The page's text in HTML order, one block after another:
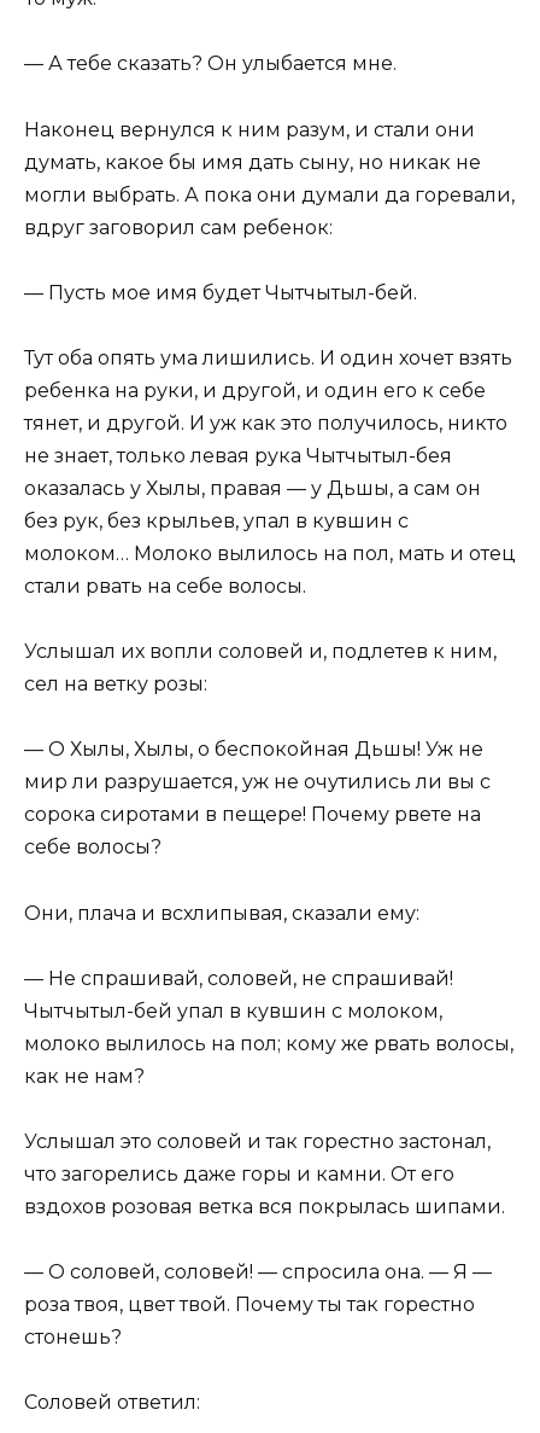
— А тебе сказать? Он улыбается мне.
Наконец вернулся к ним разум, и стали они
думать, какое бы имя дать сыну, но никак не
могли выбрать. А пока они думали да горевали,
вдруг заговорил сам ребенок:
— Пусть мое имя будет Чытчытыл-бей.
Тут оба опять ума лишились. И один хочет взять
ребенка на руки, и другой, и один его к себе
тянет, и другой. И уж как это получилось, никто
не знает, только левая рука Чытчытыл-бея
оказалась у Хылы, правая — у Дьшы, а сам он
без рук, без крыльев, упал в кувшин с
молоком… Молоко вылилось на пол, мать и отец
стали рвать на себе волосы.
Услышал их вопли соловей и, подлетев к ним,
сел на ветку розы:
— О Хылы, Хылы, о беспокойная Дьшы! Уж не
мир ли разрушается, уж не очутились ли вы с
сорока сиротами в пещере! Почему рвете на
себе волосы?
Они, плача и всхлипывая, сказали ему:
— Не спрашивай, соловей, не спрашивай!
Чытчытыл-бей упал в кувшин с молоком,
молоко вылилось на пол; кому же рвать волосы,
как не нам?
Услышал это соловей и так горестно застонал,
что загорелись даже горы и камни. От его
вздохов розовая ветка вся покрылась шипами.
— О соловей, соловей! — спросила она. — Я —
роза твоя, цвет твой. Почему ты так горестно
стонешь?
Соловей ответил: